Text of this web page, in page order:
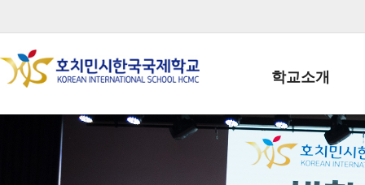
학교소개
학교장인사말
학생회장인사말